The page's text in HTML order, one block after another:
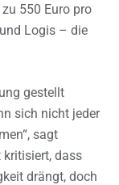
550 Euro pro
Logis – die
gestellt
sich nicht jeder
sagt
dass
drängt, doch